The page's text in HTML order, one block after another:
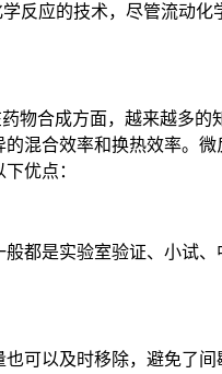
反应的技术，尽管流动
物合成方面，越来越多的
混合效率和换热效率。微
优点：
是实验室验证、小试、
以及时移除，避免了间